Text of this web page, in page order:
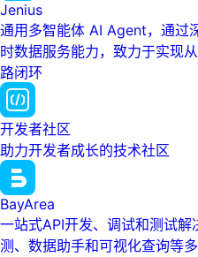
Jenius
通用多智能体 AI Agent，通过
时数据服务能力，致力于实现
路闭环
开发者社区
助力开发者成长的技术社区
BayArea
一站式API开发、调试和测试
测、数据助手和可视化查询等